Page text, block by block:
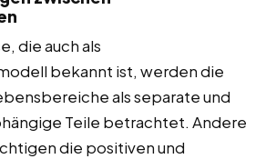
die auch als
bekannt ist, werden die
als separate und
Teile betrachtet. Andere
die positiven und